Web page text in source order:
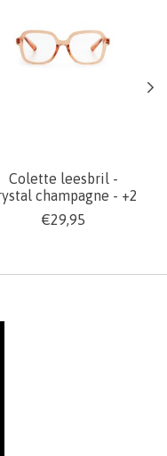
Colette leesbril -
champagne - +2
€29,95